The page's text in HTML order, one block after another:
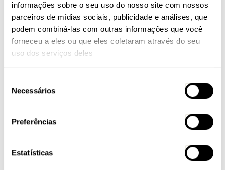
informações sobre o seu uso do nosso site com nossos
parceiros de mídias sociais, publicidade e análises, que
podem combiná-las com outras informações que você
forneceu a eles ou que eles coletaram através do seu
uso dos serviços deles
Necessários
Preferências
Estatísticas